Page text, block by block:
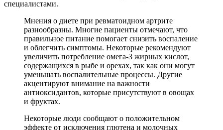
специалистами.
Мнения о диете при ревматоидном артрите
разнообразны. Многие пациенты отмечают, что
правильное питание помогает снизить воспаление
и облегчить симптомы. Некоторые рекомендуют
увеличить потребление омега-3 жирных кислот,
содержащихся в рыбе и орехах, так как они могут
уменьшать воспалительные процессы. Другие
акцентируют внимание на важности
антиоксидантов, которые присутствуют в овощах
и фруктах.
Некоторые люди сообщают о положительном
эффекте от исключения глютена и молочных